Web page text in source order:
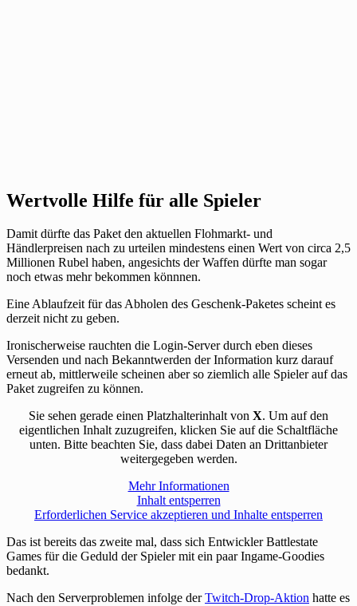
Wertvolle Hilfe für alle Spieler
Damit dürfte das Paket den aktuellen Flohmarkt- und
Händlerpreisen nach zu urteilen mindestens einen Wert von circa 2,5
Millionen Rubel haben, angesichts der Waffen dürfte man sogar
noch etwas mehr bekommen könnnen.
Eine Ablaufzeit für das Abholen des Geschenk-Paketes scheint es
derzeit nicht zu geben.
Ironischerweise rauchten die Login-Server durch eben dieses
Versenden und nach Bekanntwerden der Information kurz darauf
erneut ab, mittlerweile scheinen aber so ziemlich alle Spieler auf das
Paket zugreifen zu können.
Sie sehen gerade einen Platzhalterinhalt von X. Um auf den
eigentlichen Inhalt zuzugreifen, klicken Sie auf die Schaltfläche
unten. Bitte beachten Sie, dass dabei Daten an Drittanbieter
weitergegeben werden.
Mehr Informationen
Inhalt entsperren
Erforderlichen Service akzeptieren und Inhalte entsperren
Das ist bereits das zweite mal, dass sich Entwickler Battlestate
Games für die Geduld der Spieler mit ein paar Ingame-Goodies
bedankt.
Nach den Serverproblemen infolge derTwitch-Drop-Aktion hatte es